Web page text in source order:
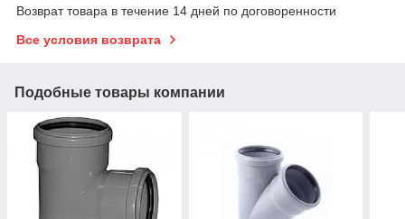
Возврат товара в течение 14 дней по договоренности
Все условия возврата
Подобные товары компании